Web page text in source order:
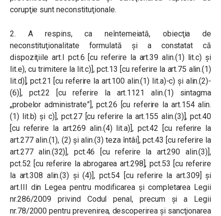
corupţie sunt neconstituţionale.
2. A respins, ca neîntemeiată, obiecţia de
neconstituţionalitate formulată şi a constatat că
dispoziţiile art.I pct.6 [cu referire la art.39 alin.(1) lit.c) şi
lit.e), cu trimitere la lit.c)], pct.13 [cu referire la art.75 alin.(1)
lit.d)], pct.21 [cu referire la art.100 alin.(1) lit.a)-c) şi alin.(2)-
(6)], pct.22 [cu referire la art.1121 alin.(1) sintagma
„probelor administrate”], pct.26 [cu referire la art.154 alin.
(1) lit.b) şi c)], pct.27 [cu referire la art.155 alin.(3)], pct.40
[cu referire la art.269 alin.(4) lit.a)], pct.42 [cu referire la
art.277 alin.(1), (2) și alin.(3) teza întâi], pct.43 [cu referire la
art.277 alin.(32)], pct.46 [cu referire la art.290 alin.(3)],
pct.52 [cu referire la abrogarea art.298], pct.53 [cu referire
la art.308 alin.(3) şi (4)], pct.54 [cu referire la art.309] şi
art.III din Legea pentru modificarea și completarea Legii
nr.286/2009 privind Codul penal, precum şi a Legii
nr.78/2000 pentru prevenirea, descoperirea şi sancţionarea